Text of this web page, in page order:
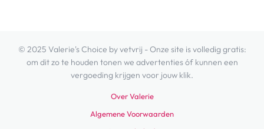
© 2025 Valerie's Choice by vetvrij - Onze site is volledig gratis:
om dit zo te houden tonen we advertenties óf kunnen een
vergoeding krijgen voor jouw klik.
Over Valerie
Algemene Voorwaarden